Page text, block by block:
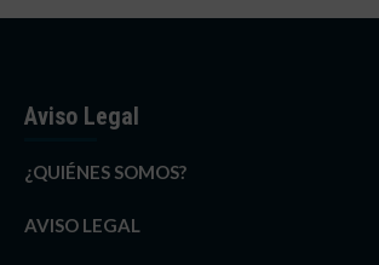
Aviso Legal
¿QUIÉNES SOMOS?
AVISO LEGAL